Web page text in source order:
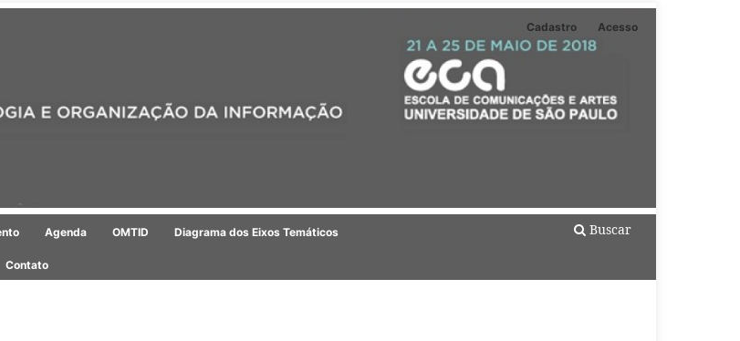
Agenda OMTID Diagrama dos Eixos Temáticos
Contato
Buscar
Cadastro Acesso